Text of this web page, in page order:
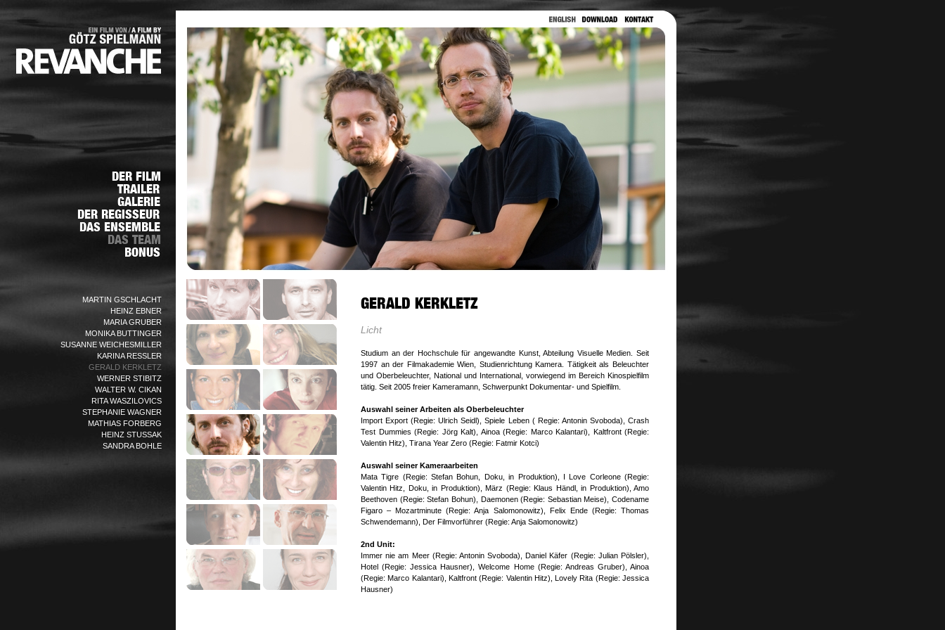
MARTIN GSCHLACHT
HEINZ EBNER
MARIA GRUBER
MONIKA BUTTINGER
SUSANNE WEICHESMILLER
KARINA RESSLER
GERALD KERKLETZ
WERNER STIBITZ
WALTER W. CIKAN
RITA WASZILOVICS
STEPHANIE WAGNER
MATHIAS FORBERG
HEINZ STUSSAK
SANDRA BOHLE
Licht
Studium an der Hochschule für angewandte Kunst, Abteilung Visuelle Medien. Seit
1997 an der Filmakademie Wien, Studienrichtung Kamera. Tätigkeit als Beleuchter
und Oberbeleuchter, National und International, vorwiegend im Bereich Kinospielfilm
tätig. Seit 2005 freier Kameramann, Schwerpunkt Dokumentar- und Spielfilm.
Auswahl seiner Arbeiten als Oberbeleuchter
Import Export (Regie: Ulrich Seidl), Spiele Leben ( Regie: Antonin Svoboda), Crash
Test Dummies (Regie: Jörg Kalt), Ainoa (Regie: Marco Kalantari), Kaltfront (Regie:
Valentin Hitz), Tirana Year Zero (Regie: Fatmir Kotci)
Auswahl seiner Kameraarbeiten
Mata Tigre (Regie: Stefan Bohun, Doku, in Produktion), I Love Corleone (Regie:
Valentin Hitz, Doku, in Produktion), März (Regie: Klaus Händl, in Produktion), Amo
Beethoven (Regie: Stefan Bohun), Daemonen (Regie: Sebastian Meise), Codename
Figaro – Mozartminute (Regie: Anja Salomonowitz), Felix Ende (Regie: Thomas
Schwendemann), Der Filmvorführer (Regie: Anja Salomonowitz)
2nd Unit:
Immer nie am Meer (Regie: Antonin Svoboda), Daniel Käfer (Regie: Julian Pölsler),
Hotel (Regie: Jessica Hausner), Welcome Home (Regie: Andreas Gruber), Ainoa
(Regie: Marco Kalantari), Kaltfront (Regie: Valentin Hitz), Lovely Rita (Regie: Jessica
Hausner)